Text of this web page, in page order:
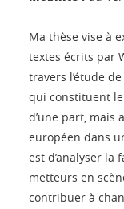
Ma thèse vise à
textes écrits par
travers l’étude
qui constituent
d’une part,
européen dans
est d’analyser la
metteurs en
contribuer à